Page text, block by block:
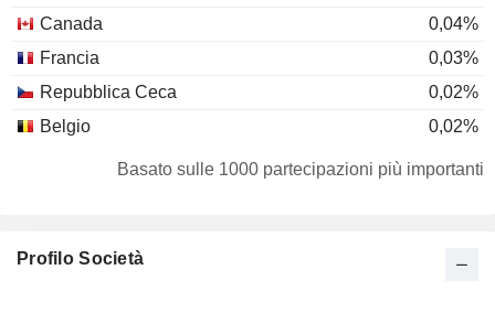
Canada
0,04%
Francia
0,03%
Repubblica Ceca
0,02%
Belgio
0,02%
Lussemburgo
0,02%
Austria
0,01%
Basato sulle 1000 partecipazioni più importanti
Profilo Società